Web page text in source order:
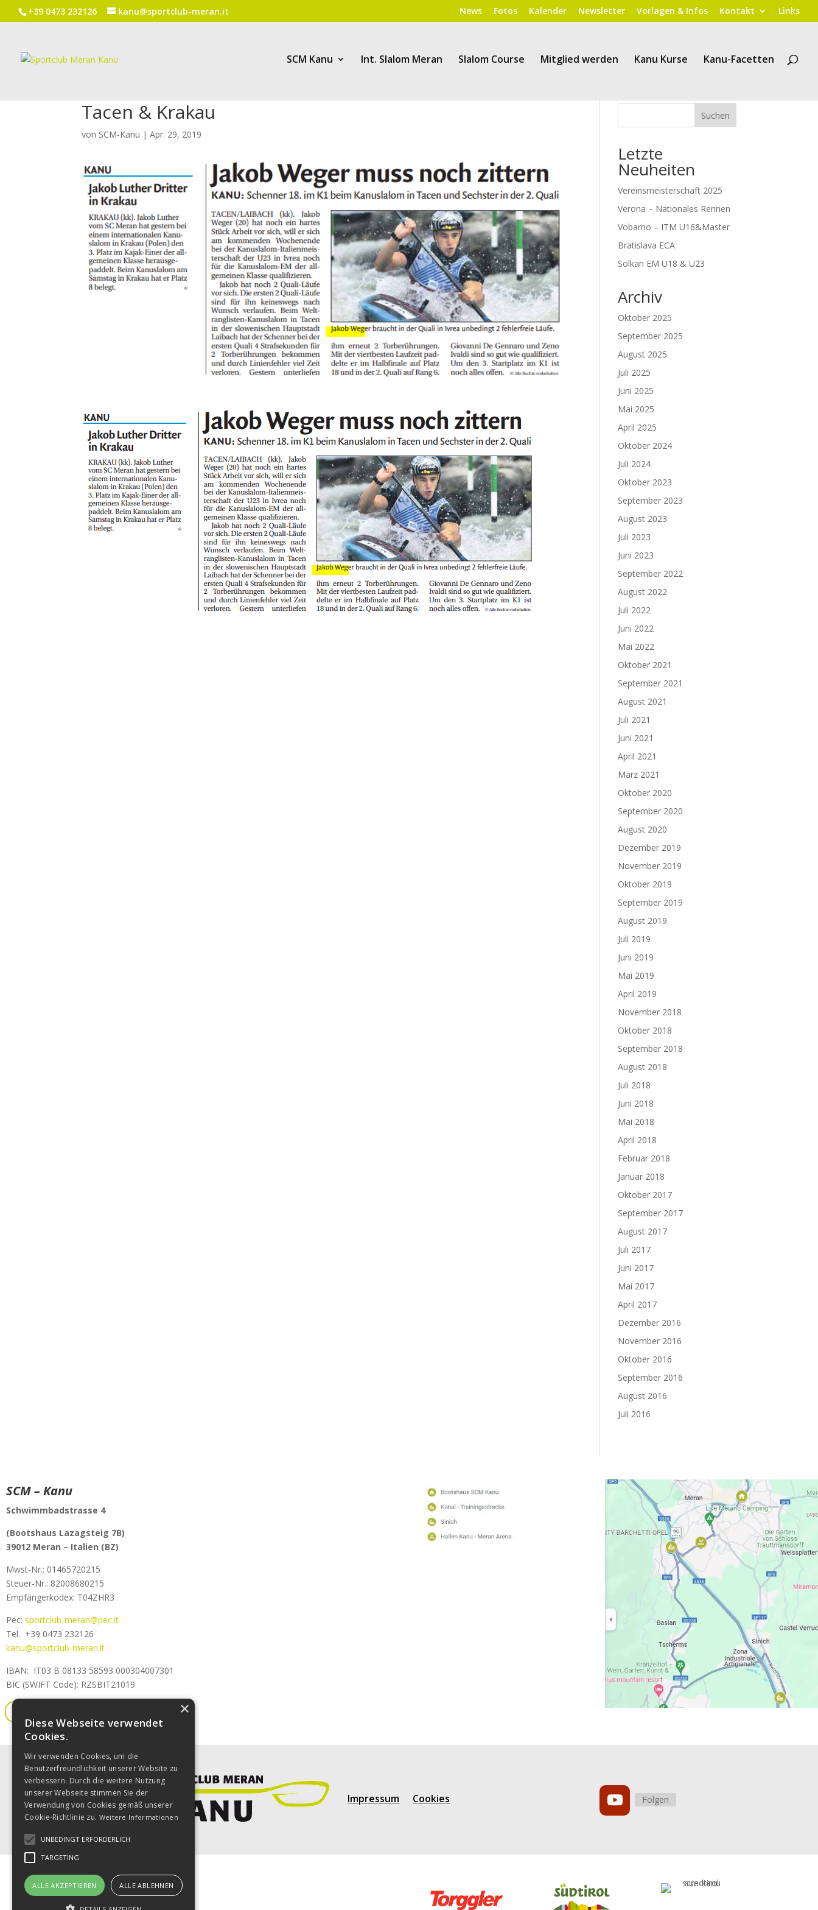
+39 0473 232126 kanu@sportclub-meran.it News Fotos Kalender Newsletter Vorlagen & Infos Kontakt Links
SCM Kanu Int. Slalom Meran Slalom Course Mitglied werden Kanu Kurse Kanu-Facetten
Tacen & Krakau
von SCM-Kanu |Apr. 29, 2019
Suchen
Letzte
Neuheiten
Vereinsmeisterschaft 2025
Verona – Nationales Rennen
Vobarno – ITM U16&Master
Bratislava ECA
Solkan EM U18 & U23
Archiv
Oktober 2025
September 2025
August 2025
Juli 2025
Juni 2025
Mai 2025
April 2025
Oktober 2024
Juli 2024
Oktober 2023
September 2023
August 2023
Juli 2023
Juni 2023
September 2022
August 2022
Juli 2022
Juni 2022
Mai 2022
Oktober 2021
September 2021
August 2021
Juli 2021
Juni 2021
April 2021
März 2021
Oktober 2020
September 2020
August 2020
Dezember 2019
November 2019
Oktober 2019
September 2019
August 2019
Juli 2019
Juni 2019
Mai 2019
April 2019
November 2018
Oktober 2018
September 2018
August 2018
Juli 2018
Juni 2018
Mai 2018
April 2018
Februar 2018
Januar 2018
Oktober 2017
September 2017
August 2017
Juli 2017
Juni 2017
Mai 2017
April 2017
Dezember 2016
November 2016
Oktober 2016
September 2016
August 2016
Juli 2016
SCM – Kanu
Schwimmbadstrasse 4
(Bootshaus Lazagsteig 7B)
39012 Meran – Italien (BZ)
Mwst-Nr.: 01465720215
Steuer-Nr.: 82008680215
Empfängerkodex: T04ZHR3
Pec: sportclub-meran@pec.it
Tel. +39 0473 232126
kanu@sportclub-meran.it
IBAN: IT03 B 08133 58593 000304007301
BIC (SWIFT Code): RZSBIT21019
Impressum Cookies Folgen
×
Diese Webseite verwendet
Cookies.
Wir verwenden Cookies, um die
Benutzerfreundlichkeit unserer Website zu
verbessern. Durch die weitere Nutzung
unserer Webseite stimmen Sie der
Verwendung von Cookies gemäß unserer
Cookie-Richtlinie zu. Weitere Informationen
UNBEDINGT ERFORDERLICH
TARGETING
ALLE AKZEPTIEREN ALLE ABLEHNEN